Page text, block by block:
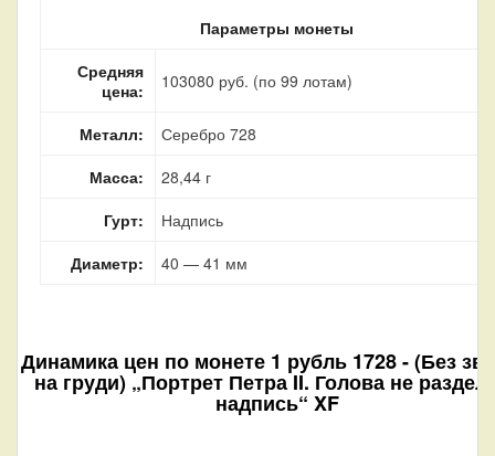
Параметры монеты
Средняя
цена:
103080 руб. (по 99 лотам)
Металл:
Серебро 728
Масса:
28,44 г
Гурт:
Надпись
Диаметр:
40 — 41 мм
Динамика цен по монете 1 рубль 1728 - (Без
на груди) „Портрет Петра II. Голова не
надпись“ XF